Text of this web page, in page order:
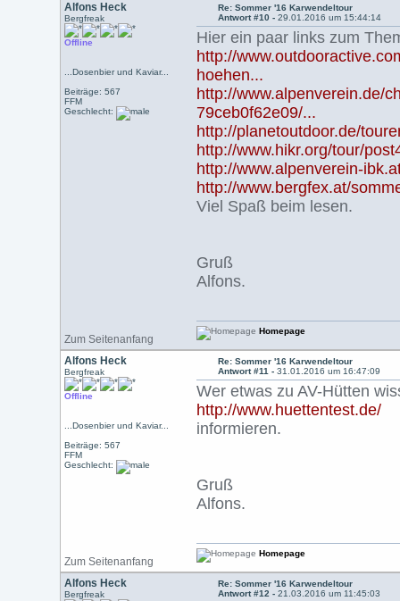
Alfons Heck
Bergfreak
Offline
...Dosenbier und Kaviar...
Beiträge: 567
FFM
Geschlecht:
Re: Sommer '16 Karwendeltour
Antwort #10 -29.01.2016 um 15:44:14
Hier ein paar links zum
http://
hoehen...
http://www.alpenverein.de/
79ceb0f62e09/...
http://planetoutdoor.de/
http://www.hikr.org/tour/
http://www.alpenverein-
http://www.bergfex.at/
Viel Spaß beim lesen.
Gruß
Alfons.
Zum Seitenanfang
Homepage
Alfons Heck
Bergfreak
Offline
...Dosenbier und Kaviar...
Beiträge: 567
FFM
Geschlecht:
Re: Sommer '16 Karwendeltour
Antwort #11 -31.01.2016 um 16:47:09
Wer etwas zu AV-Hütten
http://www.huettentest.de/
informieren.
Gruß
Alfons.
Zum Seitenanfang
Homepage
Alfons Heck
Bergfreak
Re: Sommer '16 Karwendeltour
Antwort #12 -21.03.2016 um 11:45:03